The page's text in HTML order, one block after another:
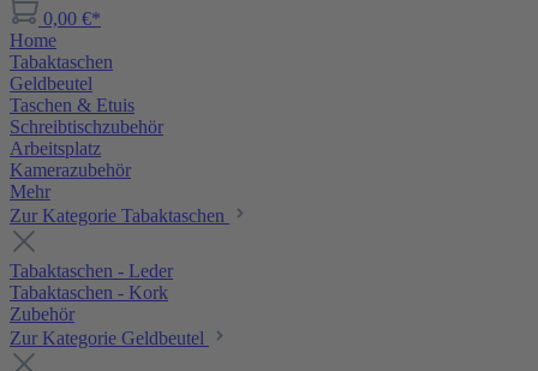
0,00 €*
Home
Tabaktaschen
Geldbeutel
Taschen & Etuis
Schreibtischzubehör
Arbeitsplatz
Kamerazubehör
Mehr
Zur Kategorie Tabaktaschen
Tabaktaschen - Leder
Tabaktaschen - Kork
Zubehör
Zur Kategorie Geldbeutel